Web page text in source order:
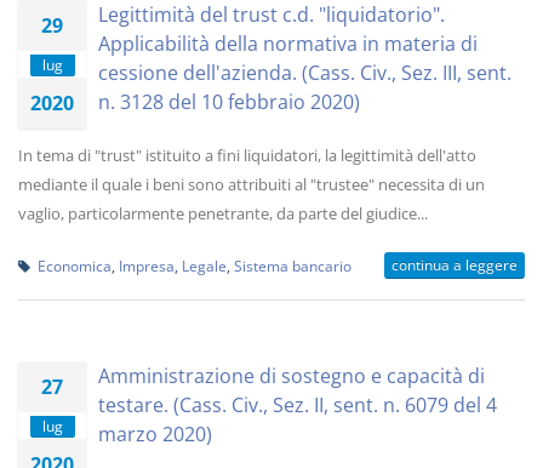
29
lug
2020
Legittimità del trust c.d. "liquidatorio".
Applicabilità della normativa in materia di
cessione dell'azienda. (Cass. Civ., Sez. III, sent.
n. 3128 del 10 febbraio 2020)
In tema di "trust" istituito a fini liquidatori, la legittimità dell'atto
mediante il quale i beni sono attribuiti al "trustee" necessita di un
vaglio, particolarmente penetrante, da parte del giudice...
Economica Impresa Legale Sistema bancario continua a leggere
27
lug
Amministrazione di sostegno e capacità di
testare. (Cass. Civ., Sez. II, sent. n. 6079 del 4
marzo 2020)